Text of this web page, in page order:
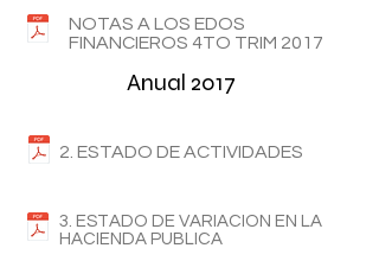
NOTAS A LOS EDOS
FINANCIEROS 4TO TRIM 2017
Anual 2017
2. ESTADO DE ACTIVIDADES
3. ESTADO DE VARIACION EN LA
HACIENDA PUBLICA